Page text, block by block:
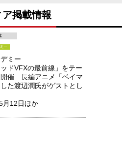
ア掲載情報
ミー
ドVFXの最前線」をテー
開催 長編アニメ「ベイマ
た渡辺潤氏がゲストとし
12日ほか